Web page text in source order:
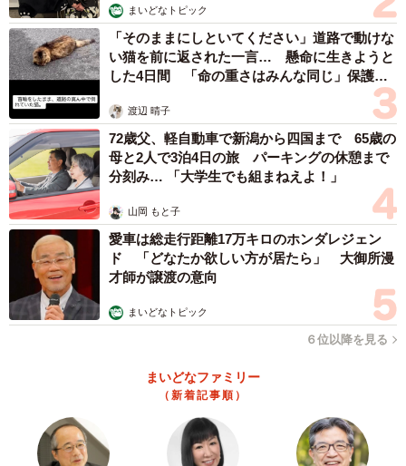
まいどなトピック
「そのままにしといてください」道路で動けな
い猫を前に返された一言… 懸命に生きようと
した4日間 「命の重さはみんな同じ」保護団
渡辺 晴子
72歳父、軽自動車で新潟から四国まで 65歳の
母と2人で3泊4日の旅 パーキングの休憩まで
分刻み… 「大学生でも組まねえよ！」
山岡 もと子
愛車は総走行距離17万キロのホンダレジェン
ド 「どなたか欲しい方が居たら」 大御所漫
才師が譲渡の意向
まいどなトピック
６位以降を見る
まいどなファミリー
（新着記事順）